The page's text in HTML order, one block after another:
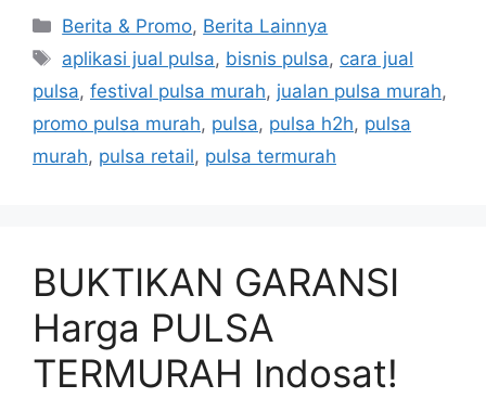
Berita & Promo, Berita Lainnya
aplikasi jual pulsa, bisnis pulsa, cara jual
pulsa, festival pulsa murah, jualan pulsa murah,
promo pulsa murah, pulsa, pulsa h2h, pulsa
murah, pulsa retail, pulsa termurah
BUKTIKAN GARANSI
Harga PULSA
TERMURAH Indosat!